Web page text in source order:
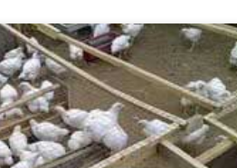
выращивание бройлеров на глубокой
оборудования ЦБК-10, ЦБК-20
птичников для выращивания очередной
важнейший технологический элемент.
ее проведения в значительной степени
бройлеров. В одном